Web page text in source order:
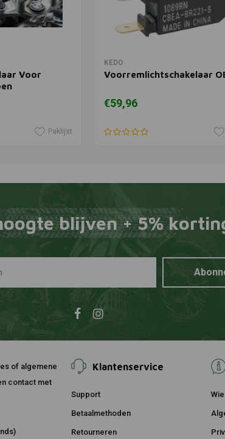
Voor
Paklijst
KEDO
Voorremlichtschakelaar
€59,96
blijven + 5%
of algemene
contact met
Klantenservice
Support
Betaalmethoden
Retourneren